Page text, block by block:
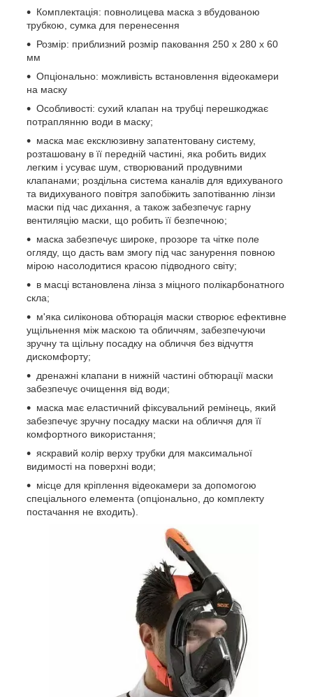
Комплектація: повнолицева маска з вбудованою
трубкою, сумка для перенесення
Розмір: приблизний розмір паковання 250 x 280 x 60
мм
Опціонально: можливість встановлення відеокамери
на маску
Особливості: сухий клапан на трубці перешкоджає
потраплянню води в маску;
маска має ексклюзивну запатентовану систему,
розташовану в її передній частині, яка робить видих
легким і усуває шум, створюваний продувними
клапанами; роздільна система каналів для вдихуваного
та видихуваного повітря запобіжить запотіванню лінзи
маски під час дихання, а також забезпечує гарну
вентиляцію маски, що робить її безпечною;
маска забезпечує широке, прозоре та чітке поле
огляду, що дасть вам змогу під час занурення повною
мірою насолодитися красою підводного світу;
в масці встановлена лінза з міцного полікарбонатного
скла;
м'яка силіконова обтюрація маски створює ефективне
ущільнення між маскою та обличчям, забезпечуючи
зручну та щільну посадку на обличчя без відчуття
дискомфорту;
дренажні клапани в нижній частині обтюрації маски
забезпечує очищення від води;
маска має еластичний фіксувальний ремінець, який
забезпечує зручну посадку маски на обличчя для її
комфортного використання;
яскравий колір верху трубки для максимальної
видимості на поверхні води;
місце для кріплення відеокамери за допомогою
спеціального елемента (опціонально, до комплекту
постачання не входить).